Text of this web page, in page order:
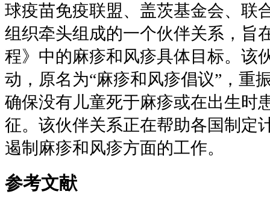
球疫苗免疫联盟、盖茨基金会、联
组织牵头组成的一个伙伴关系，旨
程》中的麻疹和风疹具体目标。该
动，原名为“麻疹和风疹倡议”，重
确保没有儿童死于麻疹或在出生时
征。该伙伴关系正在帮助各国制定
遏制麻疹和风疹方面的工作。
参考文献